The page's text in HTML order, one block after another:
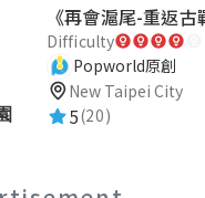
Difficulty
Popworld原創
New Taipei City
5(20)